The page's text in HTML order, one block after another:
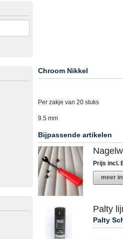
Chroom Nikkel
Per zakje van 20 stuks
9.5 mm
Bijpassende artikelen
Prijs incl.
meer
Palty
Palty